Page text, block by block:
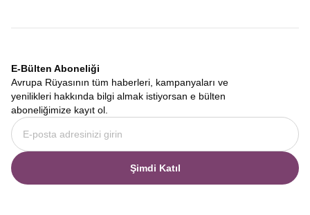
E-Bülten Aboneliği
Avrupa Rüyasının tüm haberleri, kampanyaları ve
yenilikleri hakkında bilgi almak istiyorsan e bülten
aboneliğimize kayıt ol.
Şimdi Katıl